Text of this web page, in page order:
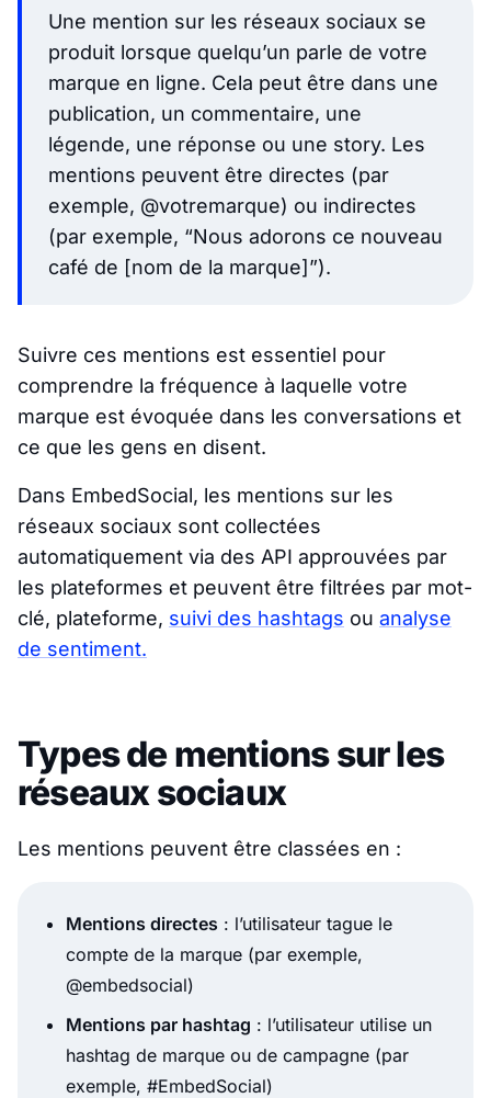
Une mention sur les réseaux sociaux se
produit lorsque quelqu’un parle de votre
marque en ligne. Cela peut être dans une
publication, un commentaire, une
légende, une réponse ou une story. Les
mentions peuvent être directes (par
exemple, @votremarque) ou indirectes
(par exemple, “Nous adorons ce nouveau
café de [nom de la marque]”).
Suivre ces mentions est essentiel pour
comprendre la fréquence à laquelle votre
marque est évoquée dans les conversations et
ce que les gens en disent.
Dans EmbedSocial, les mentions sur les
réseaux sociaux sont collectées
automatiquement via des API approuvées par
les plateformes et peuvent être filtrées par mot-
clé, plateforme, suivi des hashtags ou analyse
de sentiment.
Types de mentions sur les
réseaux sociaux
Les mentions peuvent être classées en :
Mentions directes : l’utilisateur tague le
compte de la marque (par exemple,
@embedsocial)
Mentions par hashtag : l’utilisateur utilise un
hashtag de marque ou de campagne (par
exemple, #EmbedSocial)